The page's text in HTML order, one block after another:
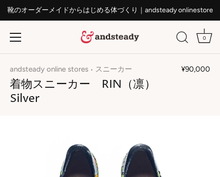
靴のオーダーメイドからはじめる体づくり｜andsteady onlinestore
0
andsteady online stores • スニーカー ¥90,000
着物スニーカー RIN（凛）
Silver